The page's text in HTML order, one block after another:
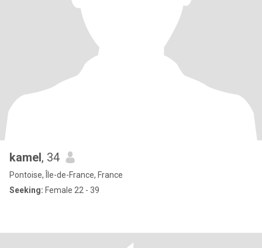
kamel, 34
Pontoise, Île-de-France, France
Seeking: Female 22 - 39